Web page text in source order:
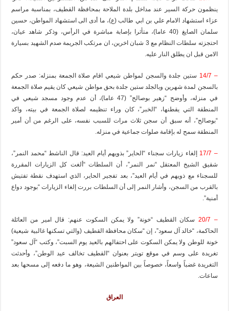
ينظمون حركة السير عند مداخل بلدة الملاحة بمحافظة القطيف، بمناسبة مراسم
عزاء استشهاد الامام علي بن ابي طالب (ع)، ما أدى الى استشهاد المواطن، حسين
سلمان الصايغ (40 عاما)، متأثرا بإصابة مباشرة في الرأس، وذكر شاهد عيان،
احتجزته سلطات النظام مع 3 شبان اخرين، ان مرتكب الجريمة صدم الشهيد بسيارة
الامن قبل ان يطلق النار عليه.
– 14/7
ستين جلدة والسجن لمواطن شيعي اقام صلاة الجمعة بمنزله: صدر حكم
بالسجن لمدة شهرين وبالجلد ستين جلدة بحق مواطن شيعي كان يقيم صلاة الجمعة
في منزله، وأوضح “زهير بوصالح” (47 عاما)، أن عدم وجود مسجد شيعي في
المنطقة التي يقطنها، “الخبر”، كان وراء تنظيمه لصلاة الجمعة في بيته، واكد
“بوصالح”، أنه سبق أن سجن ثلاث مرات للسبب نفسه، على الرغم من أن أمير
المنطقة سمح له بإقامة صلوات جماعية في منزله.
– 17/7
إلغاء زيارات سجناء “الحاير” بذويهم أيام العيد: قال الناشط “محمد النمر”،
شقيق الشيخ المعتقل “نمر النمر”، أن السلطات “ألغت كل الزيارات المقررة
للسجناء مع ذويهم في أيام العيد”، بعد تفجير الحاير، الذي استهدف نقطة تفتيش
بالقرب من السجن، وأشار النمر إلى أن السلطات بررت إلغاء الزيارات “بوجود دواع
أمنية”.
– 20/7
سكان القطيف “خونة” ولا يمكن السكوت عنهم: قال امير من العائلة
الحاكمة، “خالد آل سعود”، إن “سكان محافظة القطيف (والتي تسكنها غالبية شيعية)
خونة للوطن ولا يمكن السكوت على احتفالهم بالعيد يوم السبت”، وكتب “آل سعود”
تغريدة على وسم في موقع تويتر بعنوان “القطيف تخالف عيد الوطن”، وأحدثت
التغريدة غضباً واسعاً، خصوصاً بين المواطنين الشيعة، وهو ما دفعه إلى مسحها بعد
ساعات.
العراق